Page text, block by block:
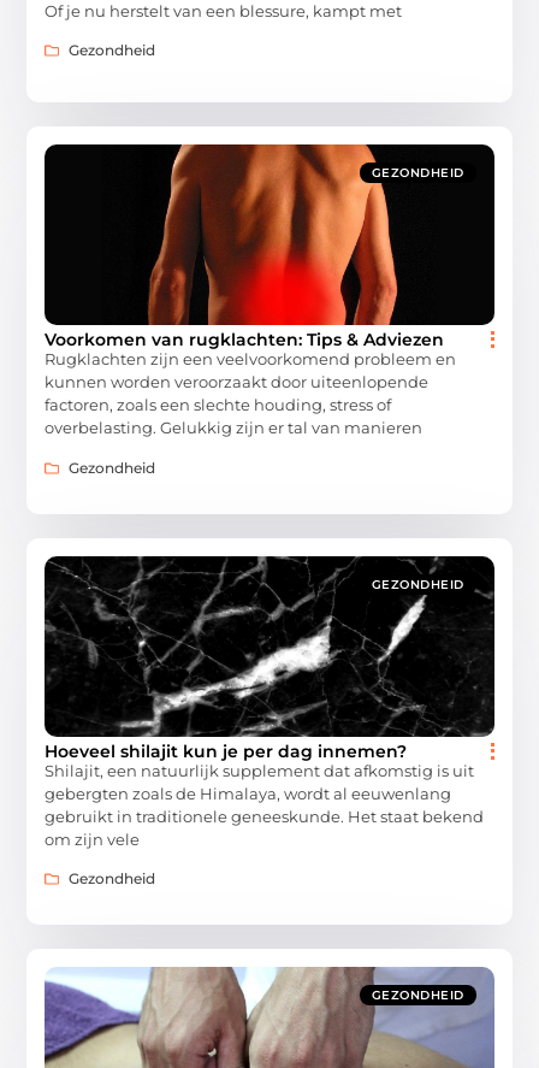
Of je nu herstelt van een blessure, kampt met
Gezondheid
GEZONDHEID
Voorkomen van rugklachten: Tips & Adviezen
Rugklachten zijn een veelvoorkomend probleem en
kunnen worden veroorzaakt door uiteenlopende
factoren, zoals een slechte houding, stress of
overbelasting. Gelukkig zijn er tal van manieren
Gezondheid
GEZONDHEID
Hoeveel shilajit kun je per dag innemen?
Shilajit, een natuurlijk supplement dat afkomstig is uit
gebergten zoals de Himalaya, wordt al eeuwenlang
gebruikt in traditionele geneeskunde. Het staat bekend
om zijn vele
Gezondheid
GEZONDHEID